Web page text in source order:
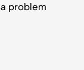
problem